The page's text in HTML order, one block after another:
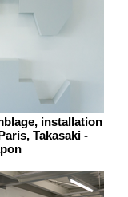
installation
Takasaki -